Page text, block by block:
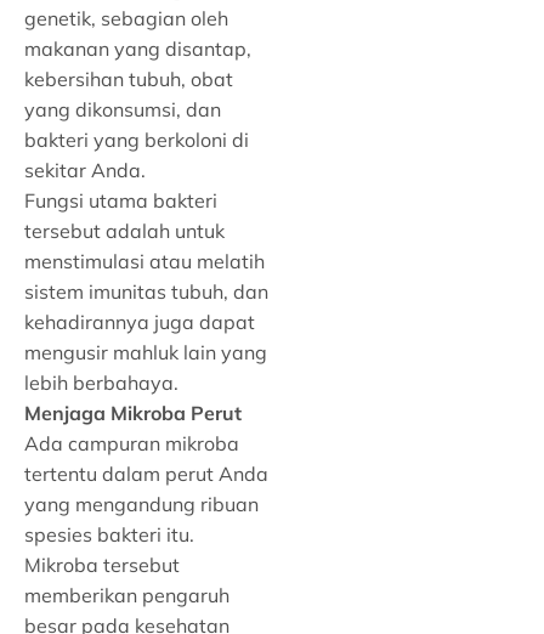
genetik, sebagian oleh
makanan yang disantap,
kebersihan tubuh, obat
yang dikonsumsi, dan
bakteri yang berkoloni di
sekitar Anda.
Fungsi utama bakteri
tersebut adalah untuk
menstimulasi atau melatih
sistem imunitas tubuh, dan
kehadirannya juga dapat
mengusir mahluk lain yang
lebih berbahaya.
Menjaga Mikroba Perut
Ada campuran mikroba
tertentu dalam perut Anda
yang mengandung ribuan
spesies bakteri itu.
Mikroba tersebut
memberikan pengaruh
besar pada kesehatan